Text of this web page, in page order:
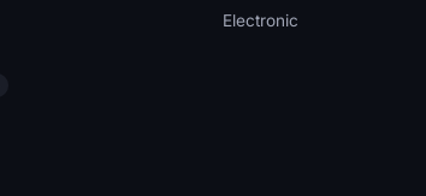
Electronic